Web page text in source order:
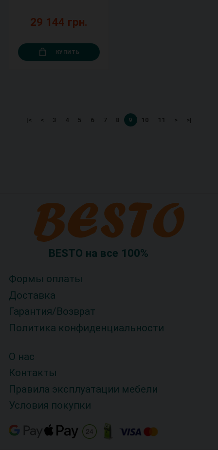
29 144 грн.
КУПИТЬ
|< < 3 4 5 6 7 8 9 10 11 > >|
BESTO на все 100%
Формы оплаты
Доставка
Гарантия/Возврат
Политика конфиденциальности
О нас
Контакты
Правила эксплуатации мебели
Условия покупки